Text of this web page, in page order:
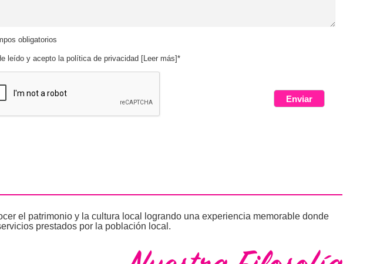
obligatorios
leído y acepto la política de privacidad [Leer más]*
Enviar
el patrimonio y la cultura local logrando una experiencia memorable donde
prestados por la población local.